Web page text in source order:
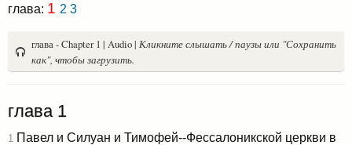
глава: 1 2 3
глава - Chapter 1 | Audio | Кликните слышать / паузы или "Сохранить
как", чтобы загрузить.
глава 1
1 Павел и Силуан и Тимофей--Фессалоникской церкви в